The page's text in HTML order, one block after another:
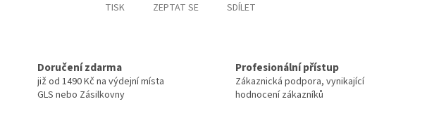
TISK ZEPTAT SE SDÍLET
Doručení zdarma
již od 1490 Kč na výdejní místa
GLS nebo Zásilkovny
Profesionální přístup
Zákaznická podpora, vynikající
hodnocení zákazníků